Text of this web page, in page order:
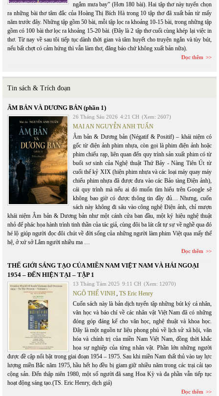
ngắm mưa bay” (Hơn 180 bài). Hai tập thơ này tuyển chọn
ra những bài thơ tâm đắc của Hoàng Thị Bích Hà trong 10 tập thơ đã xuất bản từ mấy
năm trước đây. Những tập gồm 50 bài, mỗi tập lọc ra khoảng 10-15 bài, trong những tập
gồm có 100 bài thơ lọc ra khoảng 15-20 bài. (Đây là 2 tập thơ cuối cùng khép lại việc in
thơ. Từ nay về sau tôi tiếp tục dành thời gian và tâm huyết cho truyện ngắn và tùy bút,
nếu bất chợt có cảm hứng thì vẫn làm thơ, đăng báo chứ không xuất bản nữa).
Đọc thêm
Tin sách & Trích đoạn
ÂM BẢN VÀ DƯƠNG BẢN (phần 1)
26 Tháng Sáu 2026 4:21 CH (Xem: 2607)
MAI AN NGUYỄN ANH TUẤN
Âm bản & Dương bản (Négatif & Positif) – khái niệm có
gốc từ điện ảnh phim nhựa, còn gọi là phim điện ảnh hoặc
phim chiếu rạp, liên quan đến quy trình sản xuất phim có từ
buổi sơ sinh của Nghệ thuật Thứ Bảy - Nàng Tiên Út từ
cuối thế kỷ XIX (hiện phim nhựa và các loại máy quay máy
chiếu phim nhựa đã được đưa vào các Bảo tàng Điện ảnh),
cái quy trình mà nếu ai đó muốn tìm hiểu trên Google sẽ
không bao giờ có được thông tin đầy đủ… Nhưng, cuốn
sách này không đi sâu vào công nghệ Điện ảnh, chỉ mượn
khái niệm Âm bản & Dương bản như một cánh cửa ban đầu, một ký hiệu nghệ thuật
nhỏ để phác họa hành trình tinh thần của tác giả, cùng đôi ba lát cắt tự sự về nghề qua đó
hé lộ giúp người đọc đôi chút về đời sống của những người làm phim Việt qua mấy thế
hệ, ở xứ sở Lắm người nhiều ma …
Đọc thêm
THẾ GIỚI SÁNG TẠO CỦA MIỀN NAM VIỆT NAM VÀ HẢI NGOẠI
1954 – ĐẾN HIỆN TẠI – TẬP 1
13 Tháng Tám 2025 9:11 CH (Xem: 12070)
NGÔ THẾ VINH TS Eric Henry
Cuốn sách này là bản dịch tuyển tập những bút ký cá nhân,
văn học và báo chí về các nhân vật Việt Nam đã có những
đóng góp đáng kể cho văn học, nghệ thuật và khoa học.
Đây là một nguồn tư liệu phong phú về lịch sử xã hội, văn
hóa và chính trị của miền Nam Việt Nam, đồng thời khắc
họa sự nghiệp của từng nhân vật. Phần lớn những người
được đề cập nổi bật trong giai đoạn 1954 – 1975. Sau khi miền Nam thất thủ vào tay lực
lượng miền Bắc năm 1975, hầu hết họ đều bị giam giữ nhiều năm trong các trại cải tạo
cộng sản. Đến thập niên 1980, một số người đã sang Hoa Kỳ và đa phần vẫn tiếp tục
hoạt động sáng tạo.(TS. Eric Henry, dịch giả)
Đọc thêm